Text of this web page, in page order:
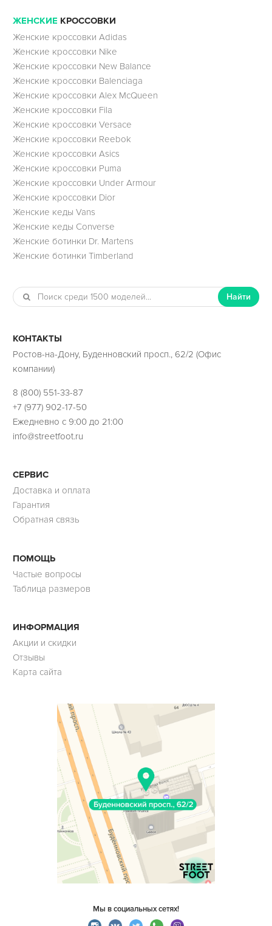
ЖЕНСКИЕ КРОССОВКИ
Женские кроссовки Adidas
Женские кроссовки Nike
Женские кроссовки New Balance
Женские кроссовки Balenciaga
Женские кроссовки Alex McQueen
Женские кроссовки Fila
Женские кроссовки Versace
Женские кроссовки Reebok
Женские кроссовки Asics
Женские кроссовки Puma
Женские кроссовки Under Armour
Женские кроссовки Dior
Женские кеды Vans
Женские кеды Converse
Женские ботинки Dr. Martens
Женские ботинки Timberland
Найти
КОНТАКТЫ
Ростов-на-Дону, Буденновский просп., 62/2 (Офис
компании)
8 (800) 551-33-87
+7 (977) 902-17-50
Ежедневно с 9:00 до 21:00
info@streetfoot.ru
СЕРВИС
Доставка и оплата
Гарантия
Обратная связь
ПОМОЩЬ
Частые вопросы
Таблица размеров
ИНФОРМАЦИЯ
Акции и скидки
Отзывы
Карта сайта
Мы в социальных сетях!